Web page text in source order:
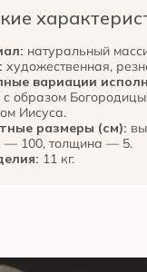
натуральный
художественная,
вариации
с образом
Иисуса.
размеры (см):
— 100, толщина — 5.
11 кг.